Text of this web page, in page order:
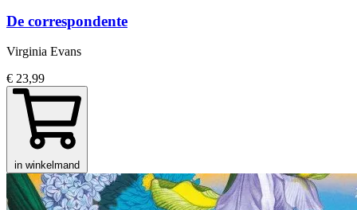
De correspondente
Virginia Evans
€ 23,99
in winkelmand